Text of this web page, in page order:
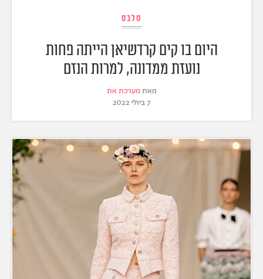
סלבס
היום בו קים קרדשיאן הייתה פחות
נועזת ממדונה, למרות הנזם
מאת מערכת את
7 ביולי 2022